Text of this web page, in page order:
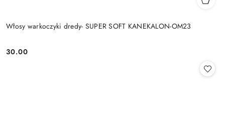
Włosy warkoczyki dredy- SUPER SOFT KANEKALON-OM23
Cena:
30.00